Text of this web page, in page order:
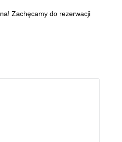
Zachęcamy do rezerwacji